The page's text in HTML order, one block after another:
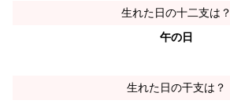
生れた日の十二支は？
午の日
生れた日の干支は？